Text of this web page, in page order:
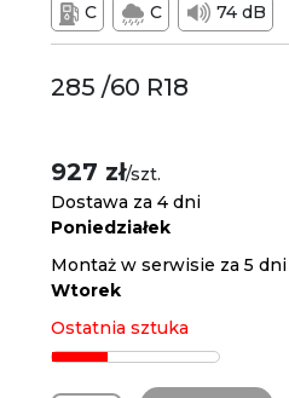
C C 74 dB
285 /60 R18
927 zł/szt.
Dostawa za 4 dni
Poniedziałek
Montaż w serwisie za 5 dni
Wtorek
Ostatnia sztuka